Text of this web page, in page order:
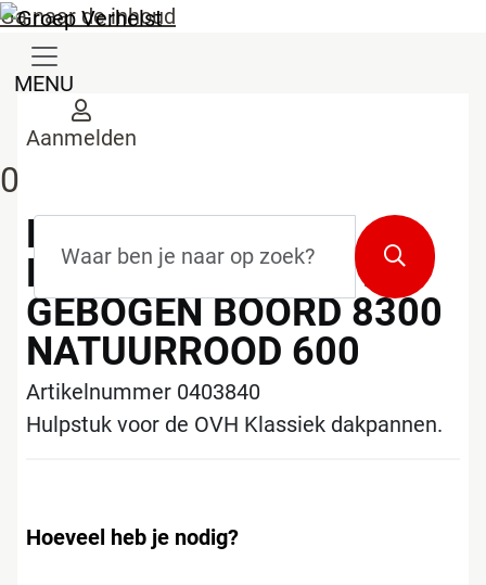
Ga naar de inhoud
MENU
Aanmelden
0
Zoeken
KORAMIC OVH
KLASSIEK PAN MET
GEBOGEN BOORD 8300
NATUURROOD 600
Artikelnummer 0403840
Hulpstuk voor de OVH Klassiek dakpannen.
Hoeveel heb je nodig?